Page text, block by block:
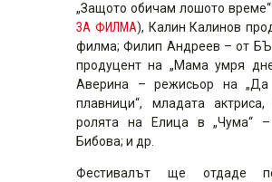
„Защото обичам лошото
ЗА ФИЛМА), Калин Калинов
филма; Филип Андреев – от
продуцент на „Мама умря
Аверина – режисьор на
плавници“, младата актриса,
ролята на Елица в „Чума“ –
Бибова; и др.
Фестивалът ще отдаде